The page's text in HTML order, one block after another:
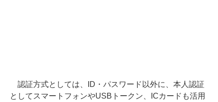
認証方式としては、ID・パスワード以外に、本人認証
としてスマートフォンやUSBトークン、ICカードも活用